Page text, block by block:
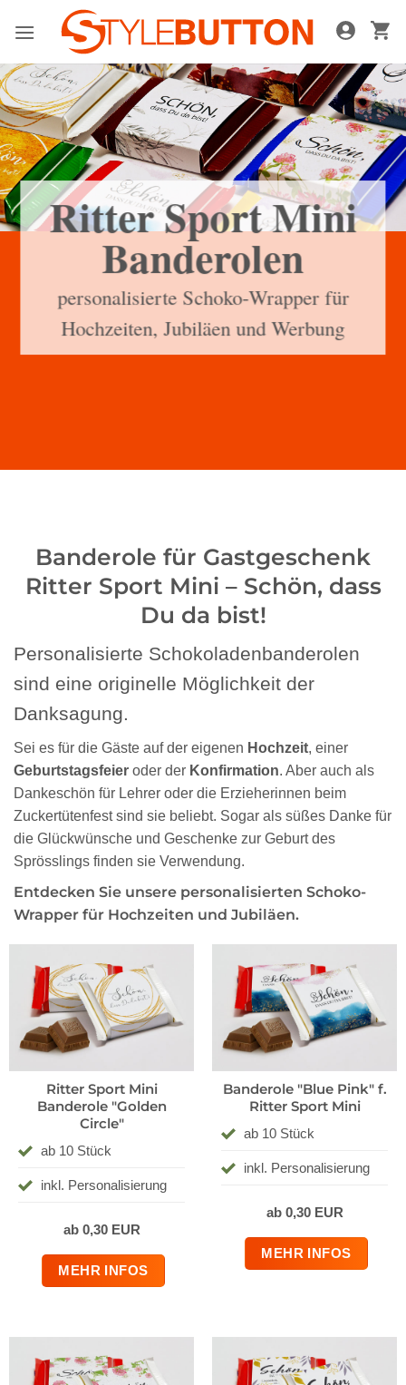
Inhalt
Ritter Sport Mini
Banderolen
personalisierte Schoko-Wrapper für
Hochzeiten, Jubiläen und Werbung
Banderole für Gastgeschenk
Ritter Sport Mini – Schön, dass
Du da bist!
Personalisierte Schokoladenbanderolen
sind eine originelle Möglichkeit der
Danksagung.
Sei es für die Gäste auf der eigenen Hochzeit, einer
Geburtstagsfeier oder der Konfirmation. Aber auch als
Dankeschön für Lehrer oder die Erzieherinnen beim
Zuckertütenfest sind sie beliebt. Sogar als süßes Danke für
die Glückwünsche und Geschenke zur Geburt des
Sprösslings finden sie Verwendung.
Entdecken Sie unsere personalisierten Schoko-
Wrapper für Hochzeiten und Jubiläen.
Ritter Sport Mini
Banderole "Golden
Circle"
ab 10 Stück
inkl. Personalisierung
ab 0,30 EUR
MEHR INFOS
Banderole "Blue Pink" f.
Ritter Sport Mini
ab 10 Stück
inkl. Personalisierung
ab 0,30 EUR
MEHR INFOS